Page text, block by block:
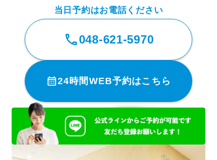
当日予約はお電話ください
048-621-5970
24時間WEB予約はこちら